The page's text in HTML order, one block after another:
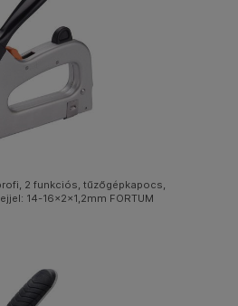
2 funkciós, tűzőgépkapocs,
14-16×2×1,2mm FORTUM